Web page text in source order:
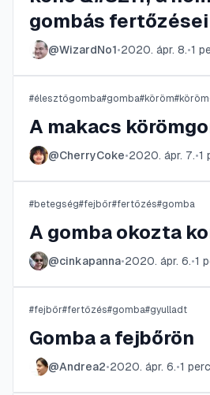
gombás fertőzései
@WizardNo1•2020. ápr. 8.•1
#élesztőgomba#gomba#köröm#
A makacs
@CherryCoke•2020. ápr. 7.•1
#betegség#fejbőr#fertőzés#gomba
A gomba okozta
@cinkapanna•2020. ápr. 6.•1
#fejbőr#fertőzés#gomba#gyulladt
Gomba a fejbőrön
@Andrea2•2020. ápr. 6.•1